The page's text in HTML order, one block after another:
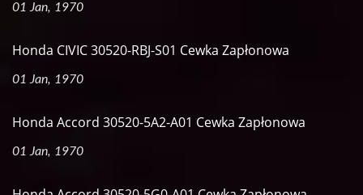
01 Jan, 1970
Honda CIVIC 30520-RBJ-S01 Cewka Zapłonowa
01 Jan, 1970
Honda Accord 30520-5A2-A01 Cewka Zapłonowa
01 Jan, 1970